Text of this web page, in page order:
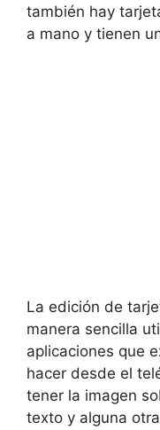
también hay
a mano y tienen
La edición de
manera sencilla
aplicaciones que
hacer desde el
tener la imagen
texto y alguna